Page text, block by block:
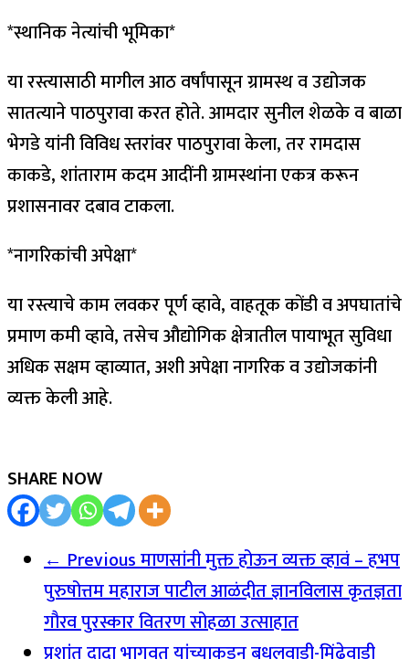
*स्थानिक नेत्यांची भूमिका*
या रस्त्यासाठी मागील आठ वर्षांपासून ग्रामस्थ व उद्योजक
सातत्याने पाठपुरावा करत होते. आमदार सुनील शेळके व बाळा
भेगडे यांनी विविध स्तरांवर पाठपुरावा केला, तर रामदास
काकडे, शांताराम कदम आदींनी ग्रामस्थांना एकत्र करून
प्रशासनावर दबाव टाकला.
*नागरिकांची अपेक्षा*
या रस्त्याचे काम लवकर पूर्ण व्हावे, वाहतूक कोंडी व अपघातांचे
प्रमाण कमी व्हावे, तसेच औद्योगिक क्षेत्रातील पायाभूत सुविधा
अधिक सक्षम व्हाव्यात, अशी अपेक्षा नागरिक व उद्योजकांनी
व्यक्त केली आहे.
SHARE NOW
← Previousमाणसांनी मुक्त होऊन व्यक्त व्हावं – हभप
पुरुषोत्तम महाराज पाटील आळंदीत ज्ञानविलास कृतज्ञता
गौरव पुरस्कार वितरण सोहळा उत्साहात